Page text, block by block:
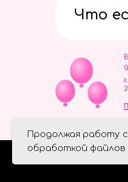
Продолжая работу
обработкой
Что
ИНН 344110093739